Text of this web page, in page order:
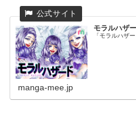
モラルハザ
「モラルハザ
manga-mee.jp